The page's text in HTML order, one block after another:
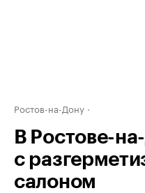
Ростов-на-Дону
В Ростове-
с
салоном